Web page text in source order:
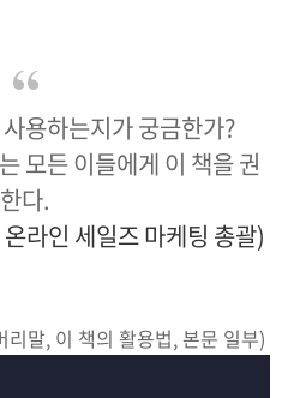
용하는지가 궁금한가?
모든 이들에게 이 책을 권
한다.
라인 세일즈 마케팅 총괄)
리말, 이 책의 활용법, 본문 일부)